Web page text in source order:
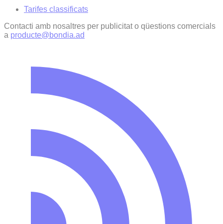
Tarifes classificats
Contacti amb nosaltres per publicitat o qüestions comercials
a producte@bondia.ad